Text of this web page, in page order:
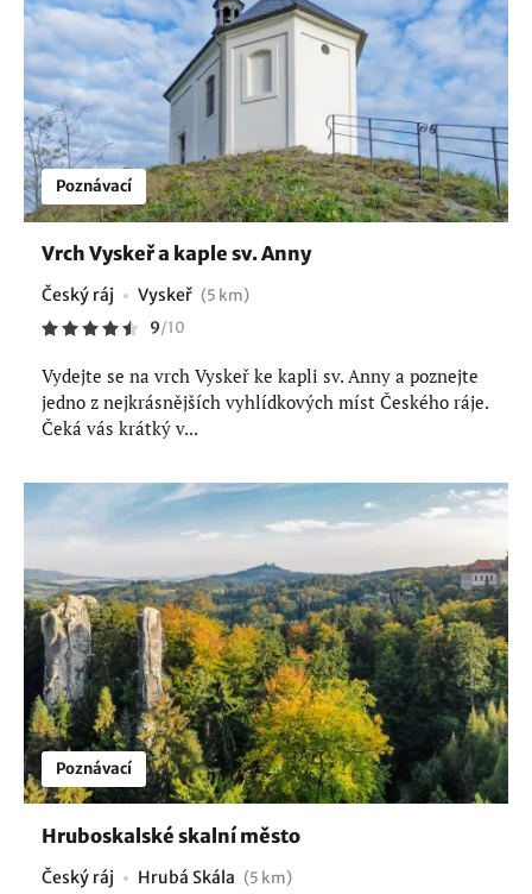
Poznávací
Vrch Vyskeř a kaple sv. Anny
Český ráj Vyskeř (5 km)
9/10
Vydejte se na vrch Vyskeř ke kapli sv. Anny a poznejte
jedno z nejkrásnějších vyhlídkových míst Českého ráje.
Čeká vás krátký v...
Poznávací
Hruboskalské skalní město
Český ráj Hrubá Skála (5 km)